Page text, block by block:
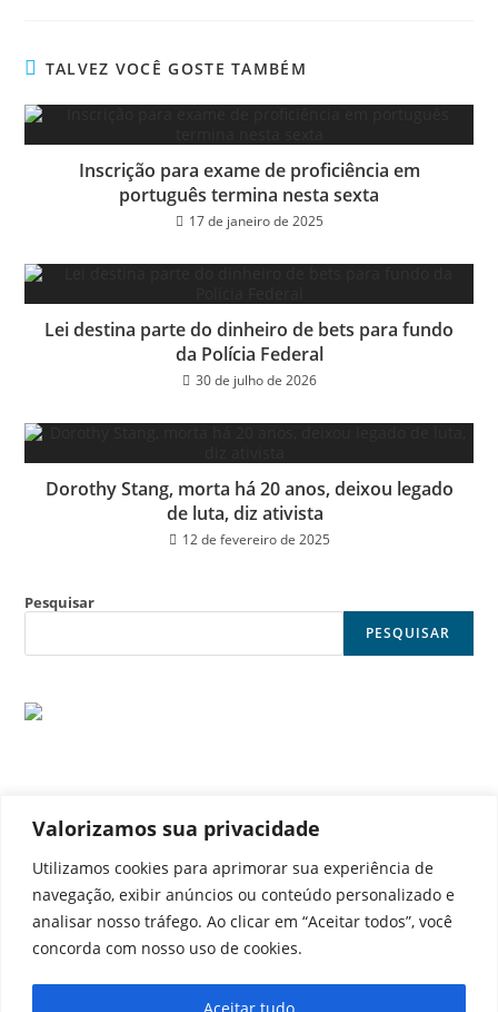
Valorizamos sua privacidade
Utilizamos cookies para aprimorar sua experiência de
navegação, exibir anúncios ou conteúdo personalizado e
analisar nosso tráfego. Ao clicar em “Aceitar todos”, você
concorda com nosso uso de cookies.
Aceitar tudo
ok er
TALVEZ VOCÊ GOSTE TAMBÉM
Inscrição para exame de proficiência em
português termina nesta sexta
17 de janeiro de 2025
Lei destina parte do dinheiro de bets para fundo
da Polícia Federal
30 de julho de 2026
Dorothy Stang, morta há 20 anos, deixou legado
de luta, diz ativista
12 de fevereiro de 2025
Pesquisar
PESQUISAR